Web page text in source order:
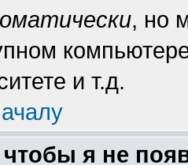
, но
и т.д.
чтобы я не